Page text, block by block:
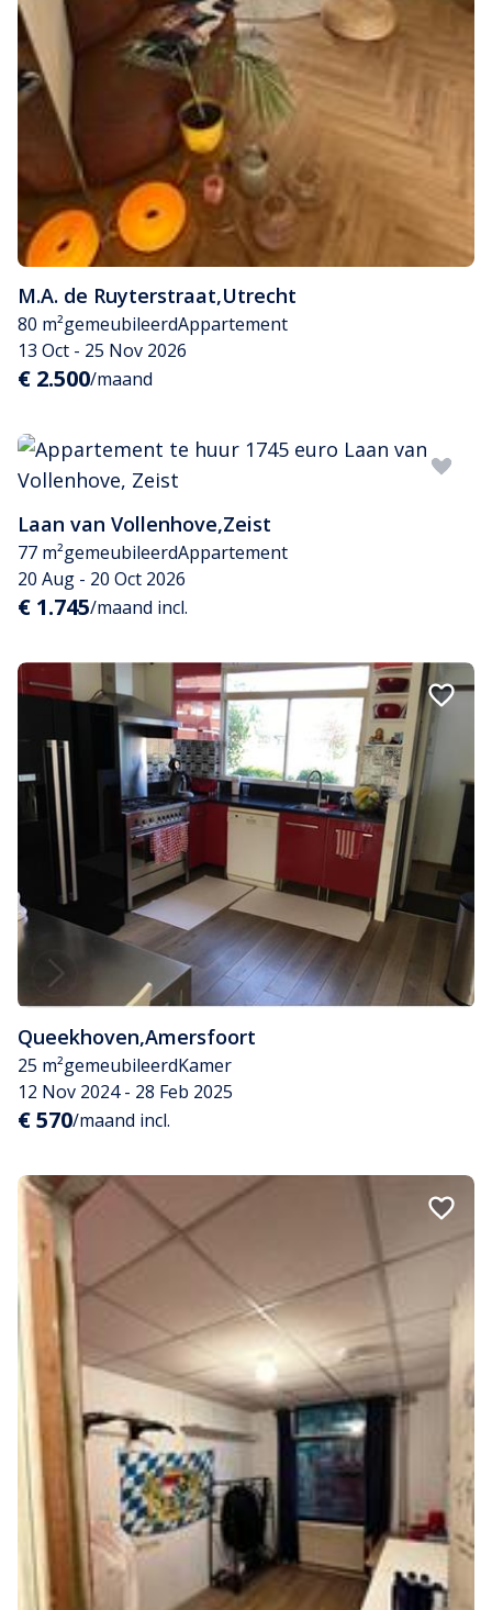
M.A. de Ruyterstraat,Utrecht
80 m²gemeubileerdAppartement
13 Oct - 25 Nov 2026
€ 2.500/maand
Laan van Vollenhove,Zeist
77 m²gemeubileerdAppartement
20 Aug - 20 Oct 2026
€ 1.745/maand incl.
Queekhoven,Amersfoort
25 m²gemeubileerdKamer
12 Nov 2024 - 28 Feb 2025
€ 570/maand incl.